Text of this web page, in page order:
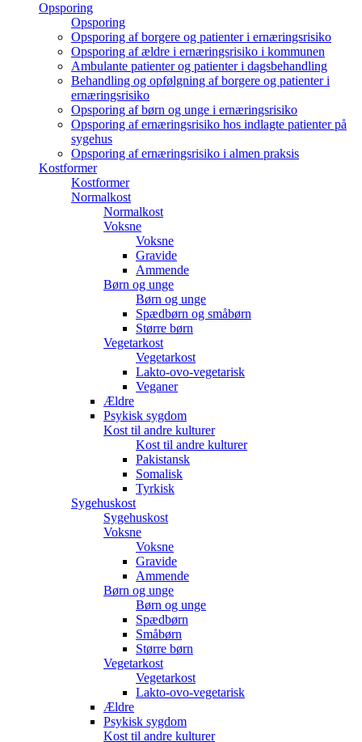
Opsporing
Opsporing
Opsporing af borgere og patienter i ernæringsrisiko
Opsporing af ældre i ernæringsrisiko i kommunen
Ambulante patienter og patienter i dagsbehandling
Behandling og opfølgning af borgere og patienter i
ernæringsrisiko
Opsporing af børn og unge i ernæringsrisiko
Opsporing af ernæringsrisiko hos indlagte patienter på
sygehus
Opsporing af ernæringsrisiko i almen praksis
Kostformer
Kostformer
Normalkost
Normalkost
Voksne
Voksne
Gravide
Ammende
Børn og unge
Børn og unge
Spædbørn og småbørn
Større børn
Vegetarkost
Vegetarkost
Lakto-ovo-vegetarisk
Veganer
Ældre
Psykisk sygdom
Kost til andre kulturer
Kost til andre kulturer
Pakistansk
Somalisk
Tyrkisk
Sygehuskost
Sygehuskost
Voksne
Voksne
Gravide
Ammende
Børn og unge
Børn og unge
Spædbørn
Småbørn
Større børn
Vegetarkost
Vegetarkost
Lakto-ovo-vegetarisk
Ældre
Psykisk sygdom
Kost til andre kulturer